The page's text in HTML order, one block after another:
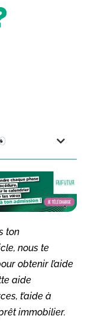
ton
nous te
obtenir l’aide
aide
t’aide à
immobilier.